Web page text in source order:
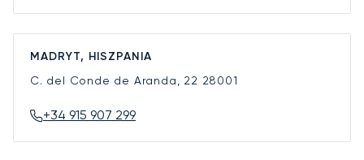
MADRYT, HISZPANIA
C. del Conde de Aranda, 22 28001
+34 915 907 299